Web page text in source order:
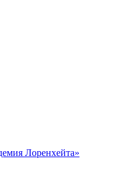
Лоренхейта»